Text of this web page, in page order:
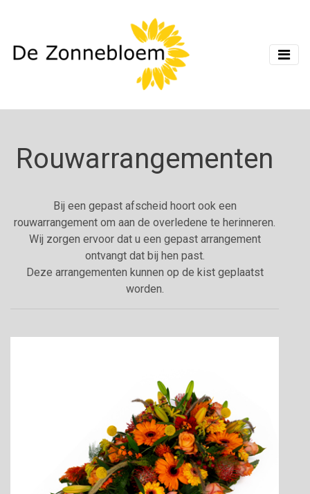
Rouwarrangementen
Bij een gepast afscheid hoort ook een
rouwarrangement om aan de overledene te herinneren.
Wij zorgen ervoor dat u een gepast arrangement
ontvangt dat bij hen past.
Deze arrangementen kunnen op de kist geplaatst
worden.